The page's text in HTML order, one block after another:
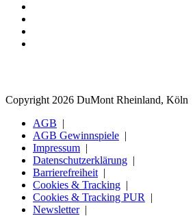
Copyright 2026 DuMont Rheinland, Köln
AGB
AGB Gewinnspiele
Impressum
Datenschutzerklärung
Barrierefreiheit
Cookies & Tracking
Cookies & Tracking PUR
Newsletter